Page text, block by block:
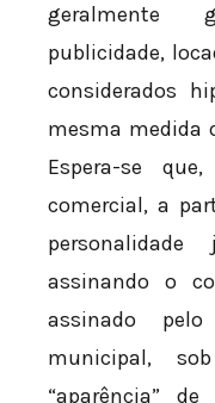
geralmente
publicidade,
considerados
mesma medida
Espera-se
comercial, a
assinando o
assinado
municipal,
“aparência”